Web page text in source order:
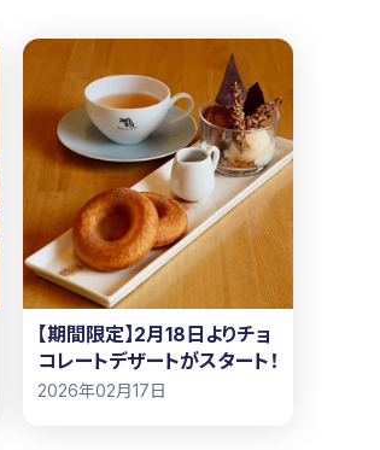
【期間限定】2月18日よりチョ
コレートデザートがスタート！
2026年02月17日